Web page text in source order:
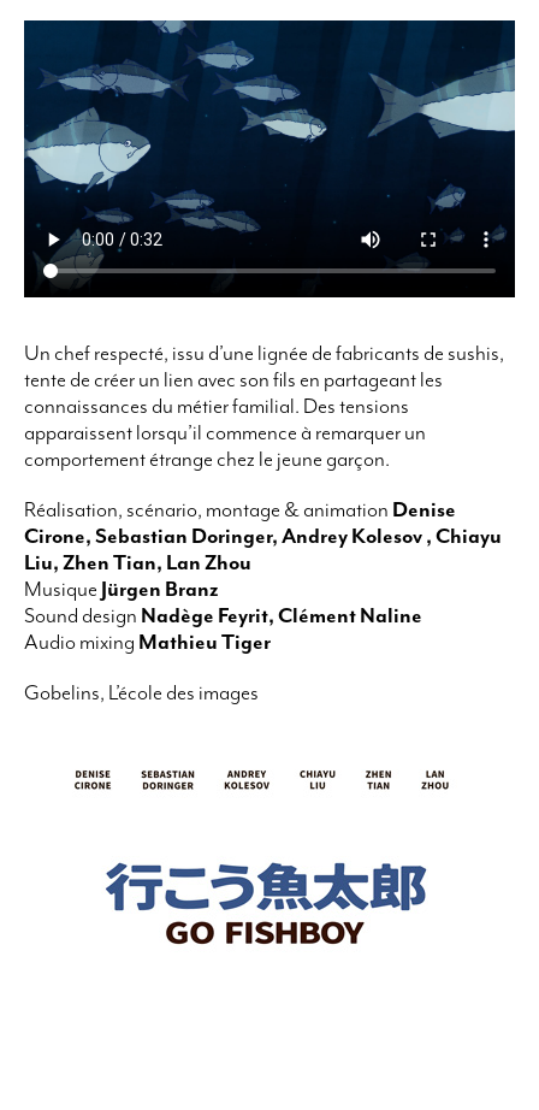
Un chef respecté, issu d’une lignée de fabricants de sushis,
tente de créer un lien avec son fils en partageant les
connaissances du métier familial. Des tensions
apparaissent lorsqu’il commence à remarquer un
comportement étrange chez le jeune garçon.
Réalisation, scénario, montage & animation Denise
Cirone, Sebastian Doringer, Andrey Kolesov , Chiayu
Liu, Zhen Tian, Lan Zhou
Musique Jürgen Branz
Sound design Nadège Feyrit, Clément Naline
Audio mixing Mathieu Tiger
Gobelins, L’école des images